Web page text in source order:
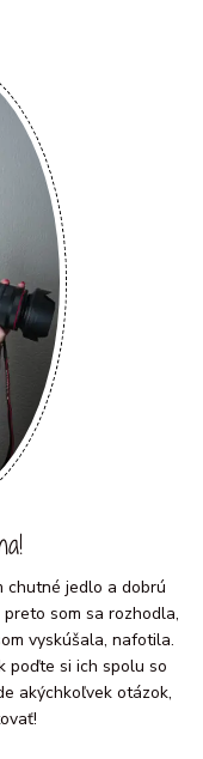
chutné jedlo a dobrú
som sa rozhodla,
vyskúšala, nafotila.
poďte si ich spolu so
akýchkoľvek otázok,